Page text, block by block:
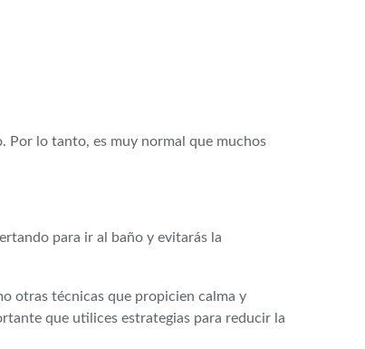
Por lo tanto, es muy normal que muchos
para ir al baño y evitarás la
otras técnicas que propicien calma y
que utilices estrategias para reducir la